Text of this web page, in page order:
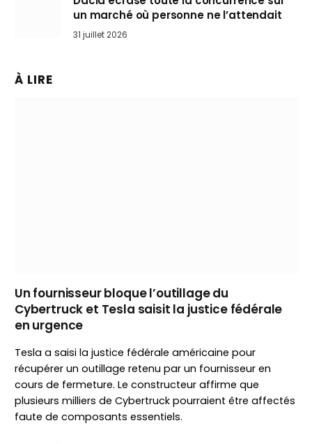
un marché où personne ne l’attendait
31 juillet 2026
À LIRE
Un fournisseur bloque l’outillage du
Cybertruck et Tesla saisit la justice fédérale
en urgence
Tesla a saisi la justice fédérale américaine pour
récupérer un outillage retenu par un fournisseur en
cours de fermeture. Le constructeur affirme que
plusieurs milliers de Cybertruck pourraient être affectés
faute de composants essentiels.